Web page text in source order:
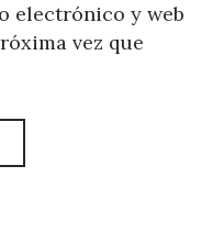
electrónico y web
vez que